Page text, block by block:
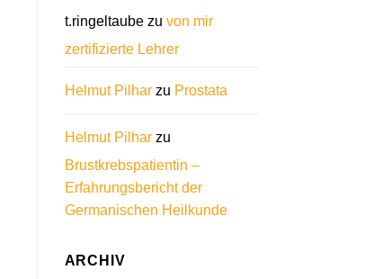
t.ringeltaubezu von mir
zertifizierte Lehrer
Helmut Pilharzu Prostata
Helmut Pilharzu
Brustkrebspatientin –
Erfahrungsbericht der
Germanischen Heilkunde
ARCHIV